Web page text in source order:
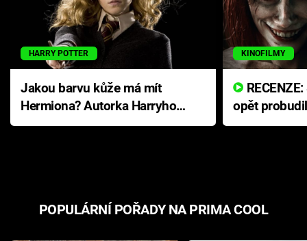
HARRY POTTER
Jakou barvu kůže má mít
Hermiona? Autorka Harryho
Pottera přišla s ráznou
KINOFILMY
opět
přichází s
POPULÁRNÍ POŘADY NA PRIMA COOL